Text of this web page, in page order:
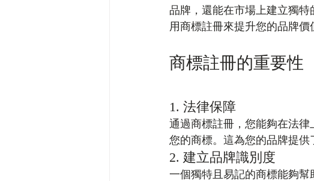
品牌，還能在市場上建立獨
用商標註冊來提升您的品牌價
商標註冊的重要性
1. 法律保障
通過商標註冊，您能夠在法
您的商標。這為您的品牌提供
2. 建立品牌識別度
一個獨特且易記的商標能夠